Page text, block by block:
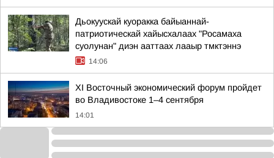
Дьокуускай куоракка байыаннай-
патриотическай хайысхалаах "Росамаха
суолунан" диэн ааттаах лааыр тмктэннэ
14:06
XI Восточный экономический форум пройдет
во Владивостоке 1–4 сентября
14:01